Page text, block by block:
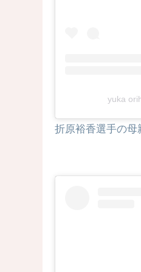
yuka
折原裕香選手の母